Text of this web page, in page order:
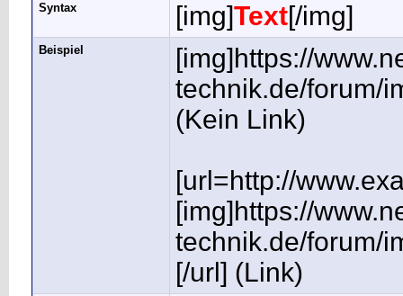
Syntax [img]Text[/img]
Beispiel
[img]https://
technik.de/forum/
(Kein Link)
[url=http://
[img]https://
technik.de/forum/
[/url] (Link)